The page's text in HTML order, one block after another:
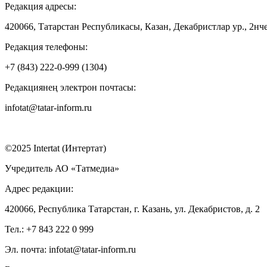
Редакция адресы:
420066, Татарстан Республикасы, Казан, Декабристлар ур.,
Редакция телефоны:
+7 (843) 222-0-999 (1304)
Редакциянең электрон почтасы:
infotat@tatar-inform.ru
©2025 Intertat (Интертат)
Учредитель АО «Татмедиа»
Адрес редакции:
420066, Республика Татарстан, г. Казань, ул. Декабристов, д. 2
Тел.: +7 843 222 0 999
Эл. почта: infotat@tatar-inform.ru